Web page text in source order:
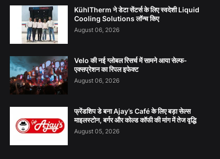
KühlTherm ने डेटा सेंटर्स के लिए स्वदेशी Liquid
Cooling Solutions लॉन्च किए
August 06, 2026
Velo की नई ग्लोबल रिसर्च में सामने आया सेल्फ-
एक्सप्रेशन का रिपल इफेक्ट
August 06, 2026
फ्रेंडशिप डे बना Ajay’s Café के लिए बड़ा सेल्स
माइलस्टोन, बर्गर और कोल्ड कॉफी की मांग में तेज वृद्धि
August 05, 2026